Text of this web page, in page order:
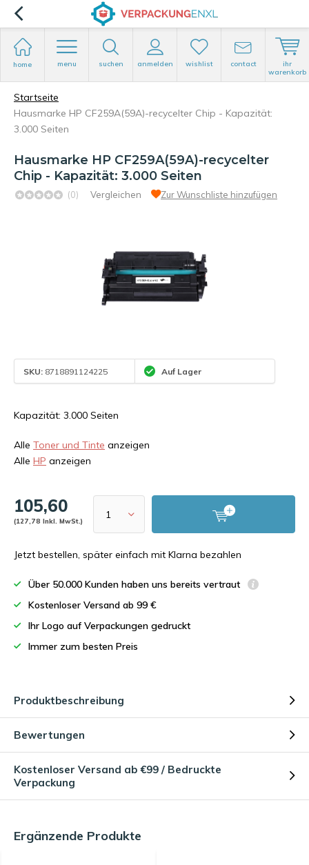
home menu suchen anmelden wishlist contact
ihr
warenkorb
Startseite
Hausmarke HP CF259A(59A)-recycelter Chip - Kapazität:
3.000 Seiten
Hausmarke HP CF259A(59A)-recycelter
Chip - Kapazität: 3.000 Seiten
(0) Vergleichen Zur Wunschliste hinzufügen
SKU: 8718891124225 Auf Lager
Kapazität: 3.000 Seiten
Alle Toner und Tinte anzeigen
Alle HP anzeigen
105,60
(127,78 Inkl. MwSt.)
Jetzt bestellen, später einfach mit Klarna bezahlen
Über 50.000 Kunden haben uns bereits vertraut
Kostenloser Versand ab 99 €
Ihr Logo auf Verpackungen gedruckt
Immer zum besten Preis
Produktbeschreibung
Bewertungen
Kostenloser Versand ab €99 / Bedruckte
Verpackung
Ergänzende Produkte